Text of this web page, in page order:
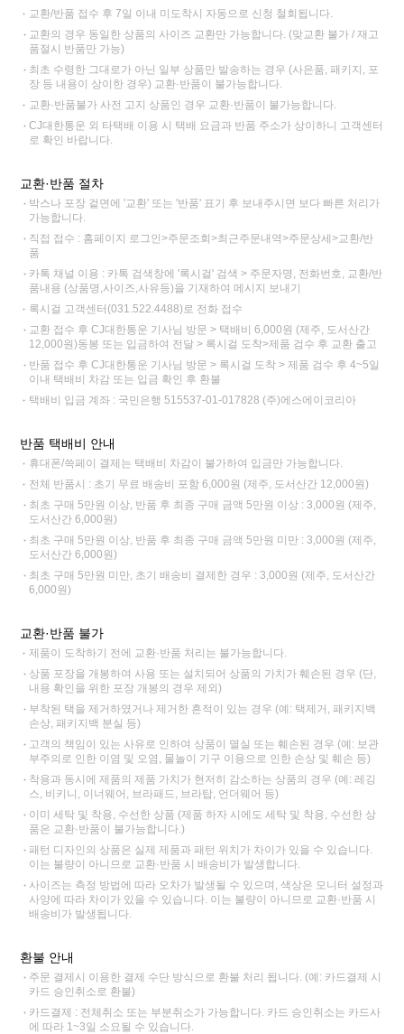
교환/반품 접수 후 7일 이내 미도착시 자동으로 신청 철회됩니다.
교환의 경우 동일한 상품의 사이즈 교환만 가능합니다. (맞교환 불가 / 재고
품절시 반품만 가능)
최초 수령한 그대로가 아닌 일부 상품만 발송하는 경우 (사은품, 패키지, 포
장 등 내용이 상이한 경우) 교환·반품이 불가능합니다.
교환·반품불가 사전 고지 상품인 경우 교환·반품이 불가능합니다.
CJ대한통운 외 타택배 이용 시 택배 요금과 반품 주소가 상이하니 고객센터
로 확인 바랍니다.
교환·반품 절차
박스나 포장 겉면에 '교환' 또는 '반품' 표기 후 보내주시면 보다 빠른 처리가
가능합니다.
직접 접수 : 홈페이지 로그인>주문조회>최근주문내역>주문상세>교환/반
품
카톡 채널 이용 : 카톡 검색창에 '록시걸' 검색 > 주문자명, 전화번호, 교환/반
품내용 (상품명,사이즈,사유등)을 기재하여 메시지 보내기
록시걸 고객센터(031.522.4488)로 전화 접수
교환 접수 후 CJ대한통운 기사님 방문 > 택배비 6,000원 (제주, 도서산간
12,000원)동봉 또는 입금하여 전달 > 록시걸 도착>제품 검수 후 교환 출고
반품 접수 후 CJ대한통운 기사님 방문 > 록시걸 도착 > 제품 검수 후 4~5일
이내 택배비 차감 또는 입금 확인 후 환불
택배비 입금 계좌 : 국민은행 515537-01-017828 (주)에스에이코리아
반품 택배비 안내
휴대폰/쓱페이 결제는 택배비 차감이 불가하여 입금만 가능합니다.
전체 반품시 : 초기 무료 배송비 포함 6,000원 (제주, 도서산간 12,000원)
최초 구매 5만원 이상, 반품 후 최종 구매 금액 5만원 이상 : 3,000원 (제주,
도서산간 6,000원)
최초 구매 5만원 이상, 반품 후 최종 구매 금액 5만원 미만 : 3,000원 (제주,
도서산간 6,000원)
최초 구매 5만원 미만, 초기 배송비 결제한 경우 : 3,000원 (제주, 도서산간
6,000원)
교환·반품 불가
제품이 도착하기 전에 교환·반품 처리는 불가능합니다.
상품 포장을 개봉하여 사용 또는 설치되어 상품의 가치가 훼손된 경우 (단,
내용 확인을 위한 포장 개봉의 경우 제외)
부착된 택을 제거하였거나 제거한 흔적이 있는 경우 (예: 택제거, 패키지백
손상, 패키지백 분실 등)
고객의 책임이 있는 사유로 인하여 상품이 멸실 또는 훼손된 경우 (예: 보관
부주의로 인한 이염 및 오염, 물놀이 기구 이용으로 인한 손상 및 훼손 등)
착용과 동시에 제품의 제품 가치가 현저히 감소하는 상품의 경우 (예: 레깅
스, 비키니, 이너웨어, 브라패드, 브라탑, 언더웨어 등)
이미 세탁 및 착용, 수선한 상품 (제품 하자 시에도 세탁 및 착용, 수선한 상
품은 교환·반품이 불가능합니다.)
패턴 디자인의 상품은 실제 제품과 패턴 위치가 차이가 있을 수 있습니다.
이는 불량이 아니므로 교환·반품 시 배송비가 발생합니다.
사이즈는 측정 방법에 따라 오차가 발생될 수 있으며, 색상은 모니터 설정과
사양에 따라 차이가 있을 수 있습니다. 이는 불량이 아니므로 교환·반품 시
배송비가 발생됩니다.
환불 안내
주문 결제시 이용한 결제 수단 방식으로 환불 처리 됩니다. (예: 카드결제 시
카드 승인취소로 환불)
카드결제 : 전체취소 또는 부분취소가 가능합니다. 카드 승인취소는 카드사
에 따라 1~3일 소요될 수 있습니다.